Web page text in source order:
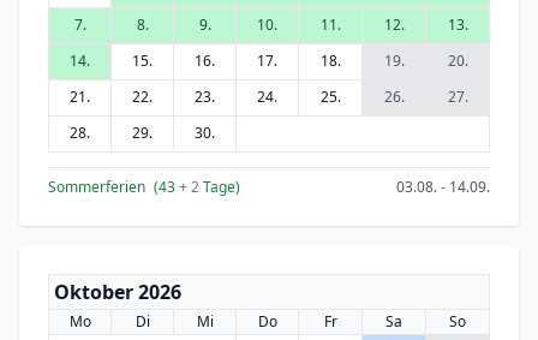
7.
8. 9. 10. 11. 12.
13.
14.
15. 16. 17. 18. 19.
20.
21.
22. 23. 24. 25. 26.
27.
28.
29. 30.
Sommerferien (43+ 2Tage) 03.08. - 14.09.
Oktober 2026
Mo Di Mi Do Fr Sa
So